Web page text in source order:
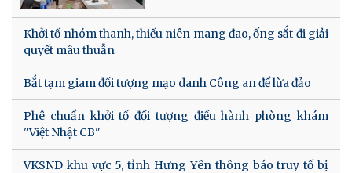
Khởi tố nhóm thanh, thiếu niên mang đao, ống sắt đi giải
quyết mâu thuẫn
Bắt tạm giam đối tượng mạo danh Công an để lừa đảo
Phê chuẩn khởi tố đối tượng điều hành phòng khám
"Việt Nhật CB"
VKSND khu vực 5, tỉnh Hưng Yên thông báo truy tố bị